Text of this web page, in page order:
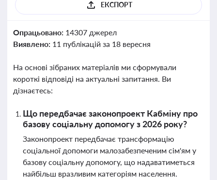
ЕКСПОРТ
Опрацьовано: 14307 джерел
Виявлено: 11 публікацій за 18 вересня
На основі зібраних матеріалів ми сформували
короткі відповіді на актуальні запитання. Ви
дізнаєтесь:
Що передбачає законопроект Кабміну про
базову соціальну допомогу з 2026 року?
Законопроект передбачає трансформацію
соціальної допомоги малозабезпеченим сім'ям у
базову соціальну допомогу, що надаватиметься
найбільш вразливим категоріям населення.